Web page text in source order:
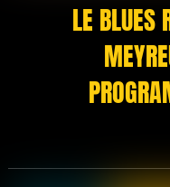
LE BLUES